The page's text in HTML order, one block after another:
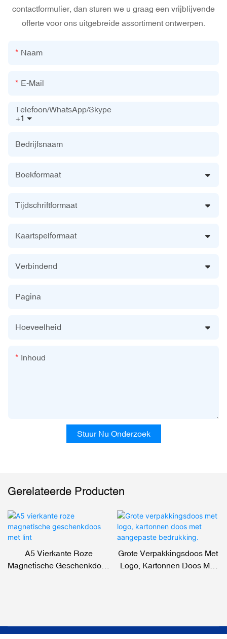
contactformulier, dan sturen we u graag een vrijblijvende
offerte voor ons uitgebreide assortiment ontwerpen.
Naam
E-Mail
+1
Telefoon/WhatsApp/Skype
Bedrijfsnaam
Boekformaat
Tijdschriftformaat
Kaartspelformaat
Verbindend
Pagina
Hoeveelheid
Inhoud
Stuur Nu Onderzoek
Gerelateerde Producten
A5 Vierkante Roze
Magnetische Geschenkdoos
Grote Verpakkingsdoos Met
Logo, Kartonnen Doos Met